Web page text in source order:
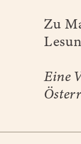
Zu
Eine